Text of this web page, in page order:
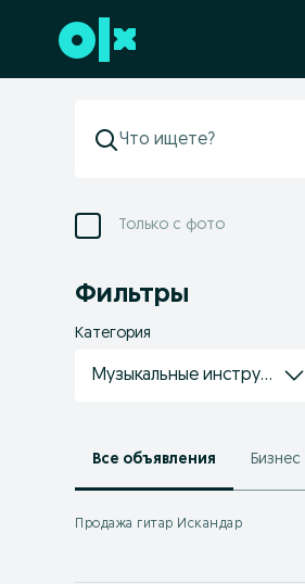
Перейти к нижнему колонтитулу
Только с фото
Фильтры
Категория
Музыкальные инструменты
Все объявления Бизнес
Продажа гитар Искандар